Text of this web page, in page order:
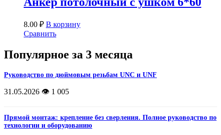
8.00 ₽ В корзину
Сравнить
Популярное за 3 месяца
Руководство по дюймовым резьбам UNC и UNF
31.05.2026 👁️ 1 005
Прямой монтаж: крепление без сверления. Полное руководство по
технологии и оборудованию